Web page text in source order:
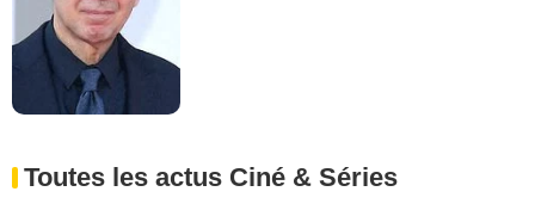
Toutes les actus Ciné & Séries